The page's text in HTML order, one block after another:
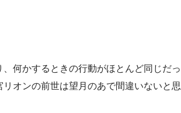
何かするときの行動がほとんど同じだっ
リオンの前世は望月のあで間違いないと思